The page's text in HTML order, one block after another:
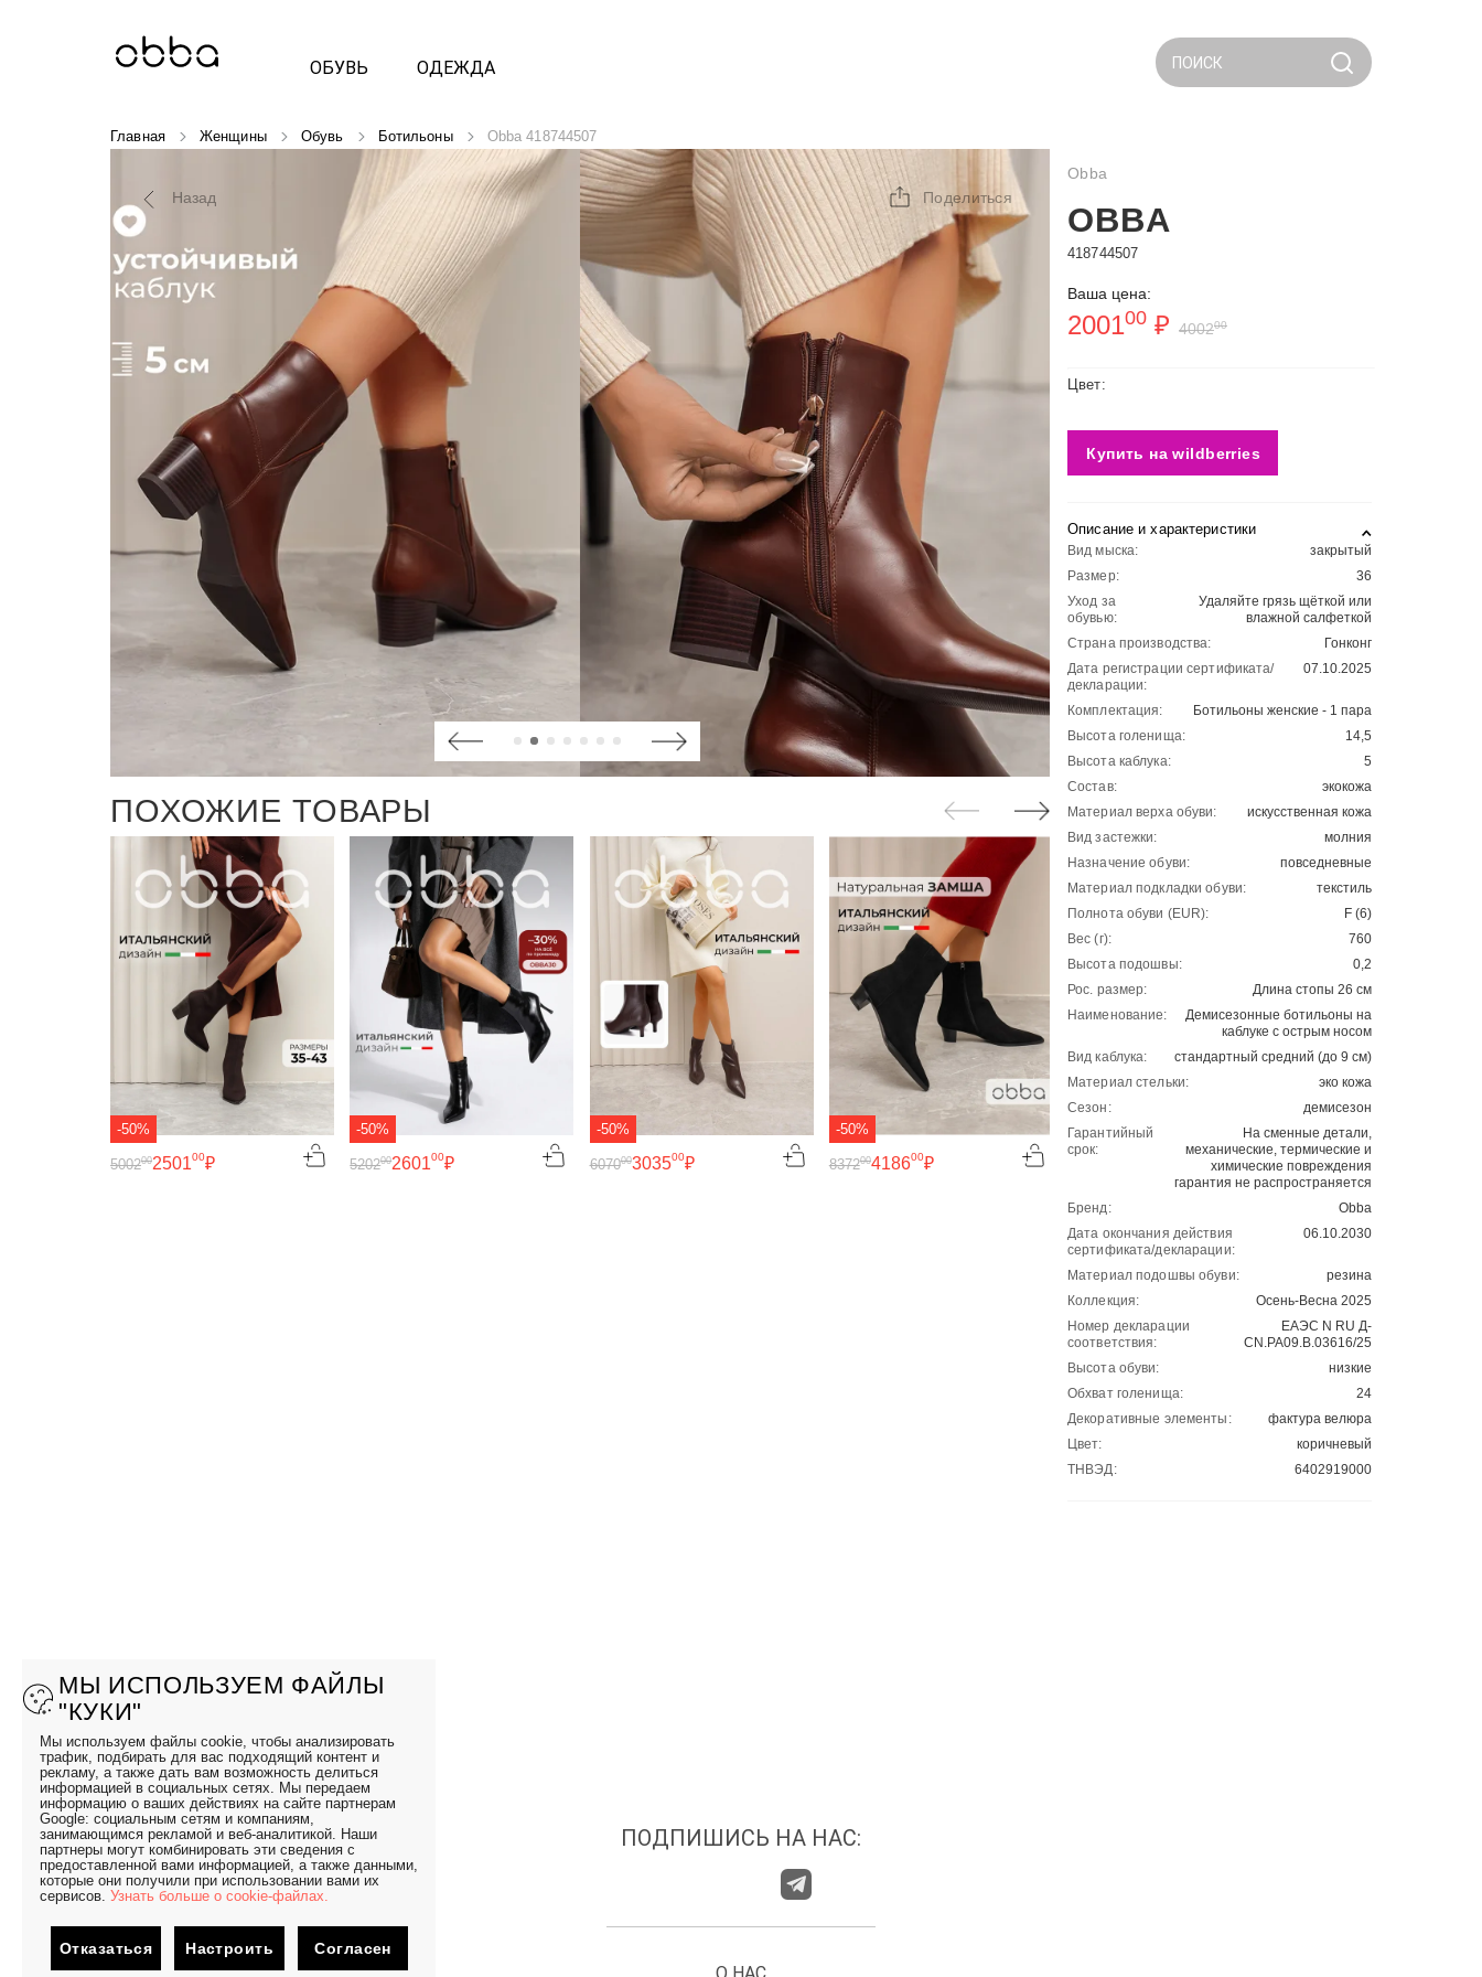
ОБУВЬ ОДЕЖДА ПОИСК
Главная Женщины Обувь Ботильоны Obba 418744507
Назад Поделиться
ПОХОЖИЕ ТОВАРЫ
-50%
250100₽
500200
-50%
260100₽
520200
-50%
303500₽
607000
-50%
418600₽
837200
-50% -50%
2974
5948
Obba
OBBA
418744507
Ваша цена:
200100 ₽ 400200
Цвет:
Купить на wildberries
Описание и характеристики
Вид мыска:
закрытый
Размер:
36
Уход за
обувью:
Удаляйте грязь щёткой или
влажной салфеткой
Страна производства:
Гонконг
Дата регистрации сертификата/
декларации:
07.10.2025
Комплектация:
Ботильоны женские - 1 пара
Высота голенища:
14,5
Высота каблука:
5
Состав:
экокожа
Материал верха обуви:
искусственная кожа
Вид застежки:
молния
Назначение обуви:
повседневные
Материал подкладки обуви:
текстиль
Полнота обуви (EUR):
F (6)
Вес (г):
760
Высота подошвы:
0,2
Рос. размер:
Длина стопы 26 см
Наименование:
Демисезонные ботильоны на
каблуке с острым носом
Вид каблука:
стандартный средний (до 9 см)
Материал стельки:
эко кожа
Сезон:
демисезон
Гарантийный
срок:
На сменные детали,
механические, термические и
химические повреждения
гарантия не распространяется
Бренд:
Obba
Дата окончания действия
сертификата/декларации:
06.10.2030
Материал подошвы обуви:
резина
Коллекция:
Осень-Весна 2025
Номер декларации
соответствия:
ЕАЭС N RU Д-
CN.РА09.В.03616/25
Высота обуви:
низкие
Обхват голенища:
24
Декоративные элементы:
фактура велюра
Цвет:
коричневый
ТНВЭД:
6402919000
ПОДПИШИСЬ НА НАС:
МЫ ИСПОЛЬЗУЕМ ФАЙЛЫ
"КУКИ"
Мы используем файлы cookie, чтобы анализировать
трафик, подбирать для вас подходящий контент и
рекламу, а также дать вам возможность делиться
информацией в социальных сетях. Мы передаем
информацию о ваших действиях на сайте партнерам
Google: социальным сетям и компаниям,
занимающимся рекламой и веб-аналитикой. Наши
партнеры могут комбинировать эти сведения с
предоставленной вами информацией, а также данными,
которые они получили при использовании вами их
сервисов. Узнать больше о cookie-файлах.
Отказаться Настроить Согласен